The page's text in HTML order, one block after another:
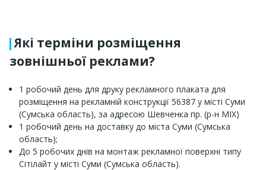
Які терміни розміщення
зовнішньої реклами?
1 робочий день для друку рекламного плаката для
розміщення на рекламній конструкції 56387 у місті Суми
(Сумська область), за адресою Шевченка пр. (р-н МІХ)
1 робочий день на доставку до міста Суми (Сумська
область);
До 5 робочих днів на монтаж рекламної поверхні типу
Сітілайт у місті Суми (Сумська область).